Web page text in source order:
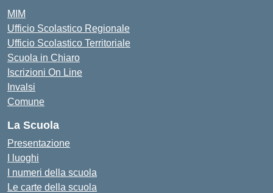
MIM
Ufficio Scolastico Regionale
Ufficio Scolastico Territoriale
Scuola in Chiaro
Iscrizioni On Line
Invalsi
Comune
La Scuola
Presentazione
I luoghi
I numeri della scuola
Le carte della scuola